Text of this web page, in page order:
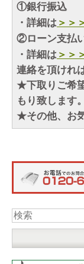
①銀行振込
・詳細は ＞＞
②ローン支払
・詳細は ＞＞
連絡を頂けれ
★下取りご希
もり致します。
★その他、お